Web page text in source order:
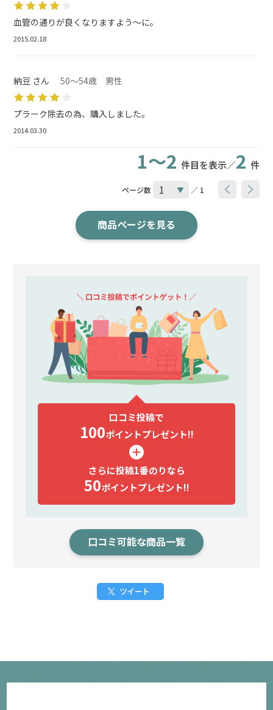
血管の通りが良くなりますよう～に。
2015.02.18
納豆 さん 50～54歳 男性
プラーク除去の為、購入しました。
2014.03.30
1～2 件目を表示／2 件
ページ数 ／ 1
商品ページを見る
口コミ投稿で
100ポイントプレゼント!!
さらに投稿1番のりなら
50ポイントプレゼント!!
口コミ可能な商品一覧
ツイート